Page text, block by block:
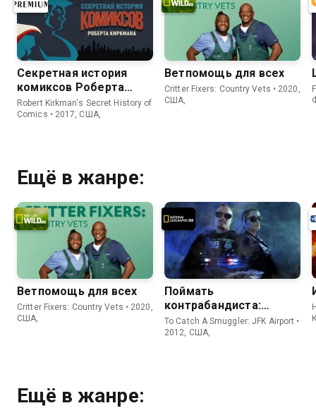
Секретная история
комиксов Роберта
Киркмана
Robert Kirkman's Secret History of
Comics • 2017, США,
Ветпомощь для всех
Critter Fixers: Country Vets • 2020,
США,
Ещё в жанре:
Ветпомощь для всех
Critter Fixers: Country Vets • 2020,
США,
Поймать
контрабандиста:
Аэропорт Кеннеди
To Catch A Smuggler: JFK Airport •
2012, США,
Ещё в жанре: